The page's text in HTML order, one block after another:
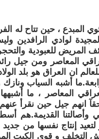
المبدع ، حين تتاح له
لوادي الرافدين
المريض للعبودية
المعاصر ومن جيل
ان العراق هو بلد
أشبه السياب ونازك
المعاصر ، ما
انهم جيل حين نقرأ
وأصالتنا القديمة.هم
لتعيد إنتاج نفسها من
التخلف و قوى الكبت